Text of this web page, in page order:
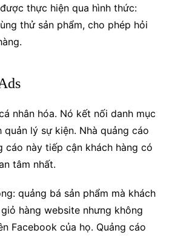
thực hiện qua hình thức:
thử sản phẩm, cho phép hỏi
nhân hóa. Nó kết nối danh mục
quản lý sự kiện. Nhà quảng cáo
cáo này tiếp cận khách hàng có
tâm nhất.
quảng bá sản phẩm mà khách
hàng website nhưng không
Facebook của họ. Quảng cáo